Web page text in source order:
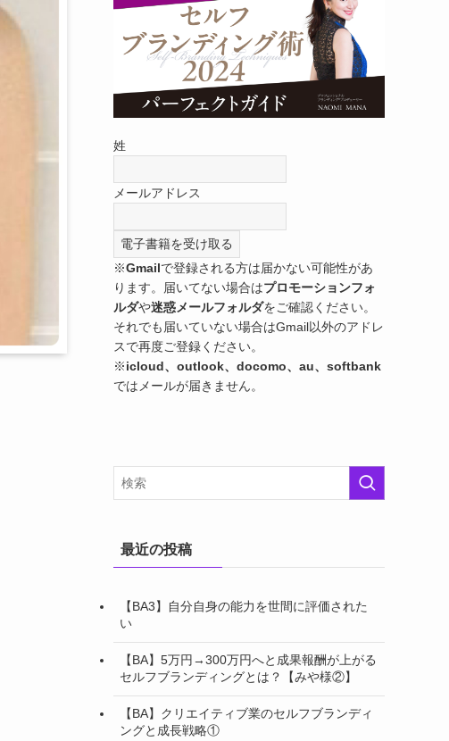
姓
メールアドレス
※Gmailで登録される方は届かない可能性があ
ります。届いてない場合はプロモーションフォ
ルダや迷惑メールフォルダをご確認ください。
それでも届いていない場合はGmail以外のアドレ
スで再度ご登録ください。
※icloud、outlook、docomo、au、softbank
ではメールが届きません。
最近の投稿
【BA3】自分自身の能力を世間に評価された
い
【BA】5万円→300万円へと成果報酬が上がる
セルフブランディングとは？【みや様②】
【BA】クリエイティブ業のセルフブランディ
ングと成長戦略①